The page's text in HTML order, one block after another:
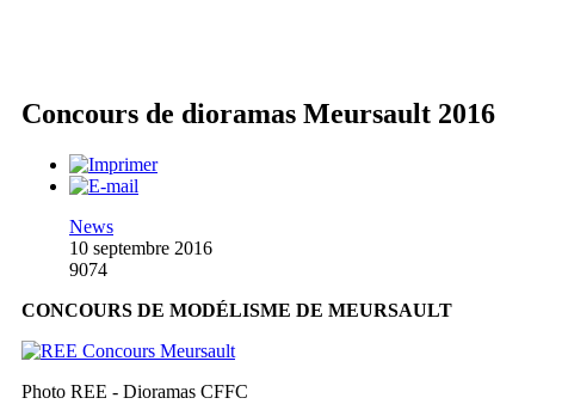
Concours de dioramas Meursault 2016
News
10 septembre 2016
9074
CONCOURS DE MODÉLISME DE MEURSAULT
Photo REE - Dioramas CFFC